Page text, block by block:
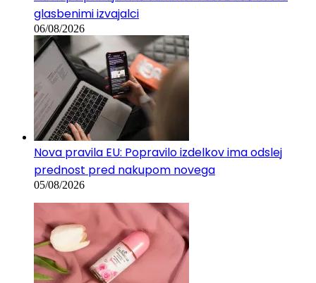
Na Kope prihaja KKŠ Summer Fest z več kot 15
glasbenimi izvajalci
06/08/2026
Nova pravila EU: Popravilo izdelkov ima odslej
prednost pred nakupom novega